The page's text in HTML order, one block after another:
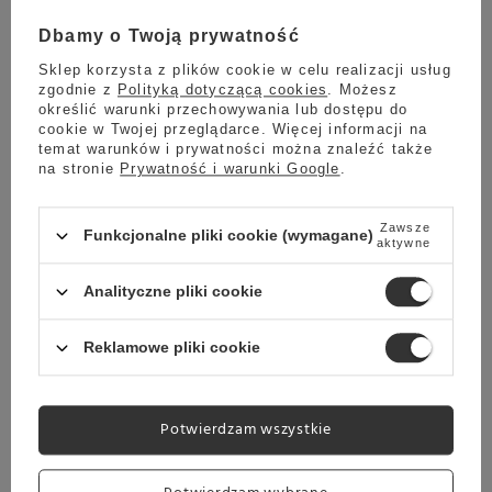
KUCHENNE REWOLUCJE Z
Do końca promocji pozostało:
29
dni
03
godzin minut
Sprawdź
Urządzenie 100% sprawne, objęte gwarancją producenta oraz
14-dniowym prawem odstąpienia od umowy zawartej na
odległość. Zamieszczone w galerii fotografie przedstawiają
Dbamy o Twoją prywatność
Sklep korzysta z plików cookie w celu realizacji usług
zgodnie z Polityką dotyczącą cookies . Możesz
określić warunki przechowywania lub dostępu do
cookie w Twojej przeglądarce. Więcej informacji na
temat warunków i prywatności można znaleźć także
na stronie Prywatność i warunki Google .
Funkcjonalne pliki cookie (wymagane) Zawsze
aktywne
Analityczne pliki cookie
Reklamowe pliki cookie
Potwierdzam wszystkie